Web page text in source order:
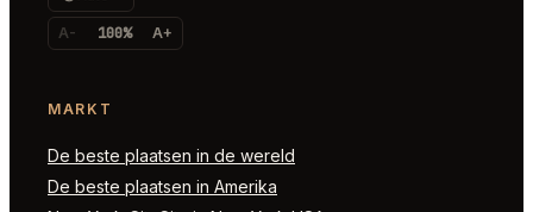
A- 100% A+
MARKT
De beste plaatsen in de wereld
De beste plaatsen in Amerika